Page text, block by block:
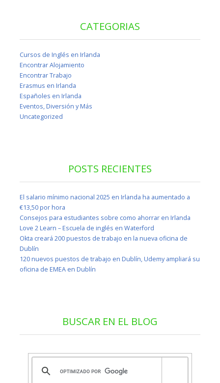
CATEGORIAS
Cursos de Inglés en Irlanda
Encontrar Alojamiento
Encontrar Trabajo
Erasmus en Irlanda
Españoles en Irlanda
Eventos, Diversión y Más
Uncategorized
POSTS RECIENTES
El salario mínimo nacional 2025 en Irlanda ha aumentado a
€13,50 por hora
Consejos para estudiantes sobre como ahorrar en Irlanda
Love 2 Learn – Escuela de inglés en Waterford
Okta creará 200 puestos de trabajo en la nueva oficina de
Dublín
120 nuevos puestos de trabajo en Dublín, Udemy ampliará su
oficina de EMEA en Dublín
BUSCAR EN EL BLOG